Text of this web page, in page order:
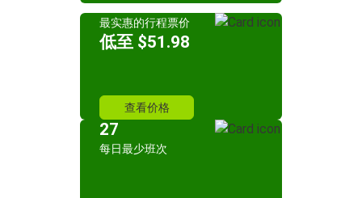
最实惠的行程票价
低至 $51.98
查看价格
27
每日最少班次